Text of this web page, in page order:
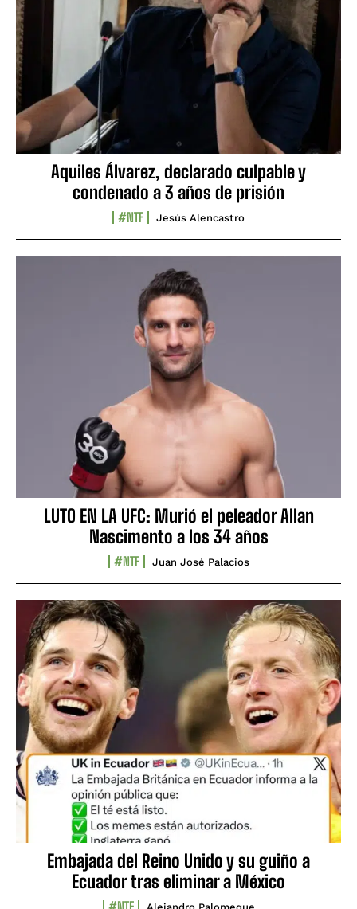
Aquiles Álvarez, declarado culpable y
condenado a 3 años de prisión
#NTF Jesús Alencastro
LUTO EN LA UFC: Murió el peleador Allan
Nascimento a los 34 años
#NTF Juan José Palacios
Embajada del Reino Unido y su guiño a
Ecuador tras eliminar a México
#NTF